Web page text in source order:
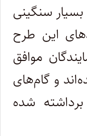
سنگینی
این طرح
موافق
و گام‌های
شده